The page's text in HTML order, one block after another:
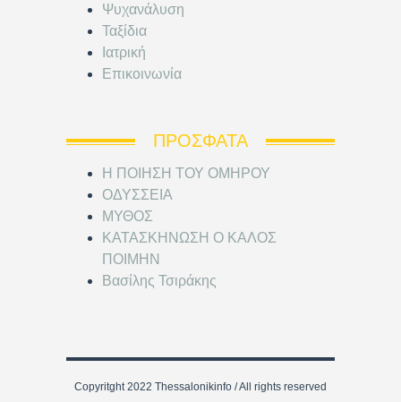
Ψυχανάλυση
Ταξίδια
Ιατρική
Επικοινωνία
ΠΡΌΣΦΑΤΑ
Η ΠΟΙΗΣΗ ΤΟΥ ΟΜΗΡΟΥ
ΟΔΥΣΣΕΙΑ
ΜΥΘΟΣ
ΚΑΤΑΣΚΗΝΩΣΗ Ο ΚΑΛΟΣ
ΠΟΙΜΗΝ
Βασίλης Τσιράκης
Copyritght 2022 Thessalonikinfo / All rights reserved